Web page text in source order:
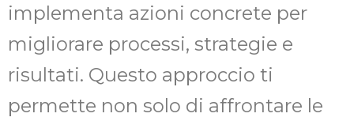
implementa azioni concrete per
migliorare processi, strategie e
risultati. Questo approccio ti
permette non solo di affrontare le